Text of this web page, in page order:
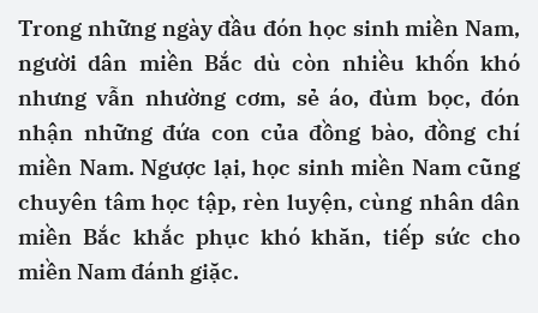
Trong những ngày đầu đón học sinh miền Nam,
người dân miền Bắc dù còn nhiều khốn khó
nhưng vẫn nhường cơm, sẻ áo, đùm bọc, đón
nhận những đứa con của đồng bào, đồng chí
miền Nam. Ngược lại, học sinh miền Nam cũng
chuyên tâm học tập, rèn luyện, cùng nhân dân
miền Bắc khắc phục khó khăn, tiếp sức cho
miền Nam đánh giặc.